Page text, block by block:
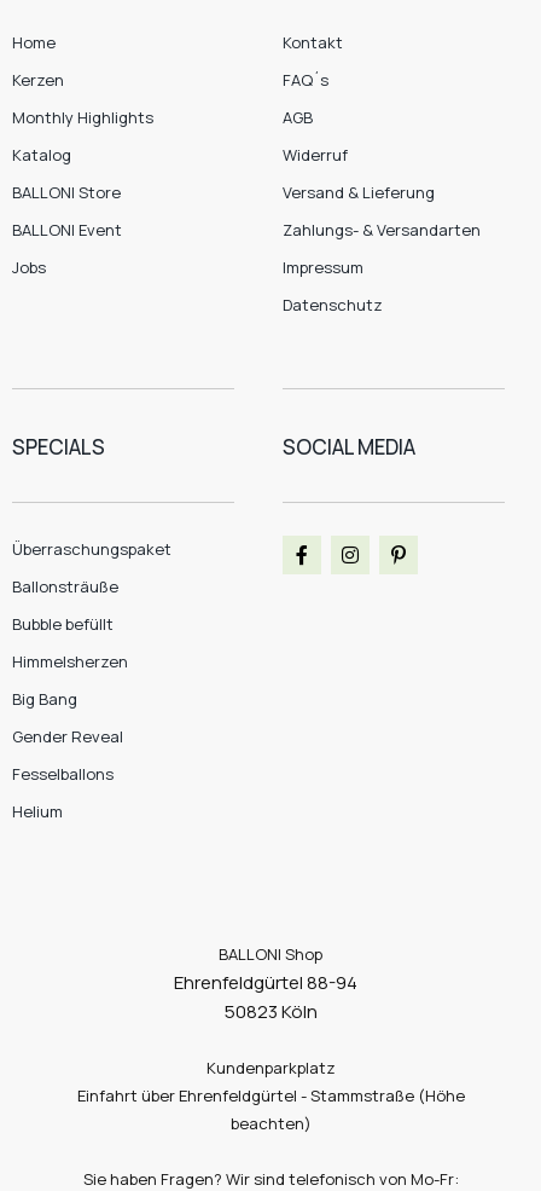
Home
Kerzen
Monthly Highlights
Katalog
BALLONI Store
BALLONI Event
Jobs
Kontakt
FAQ´s
AGB
Widerruf
Versand & Lieferung
Zahlungs- & Versandarten
Impressum
Datenschutz
SPECIALS
Überraschungspaket
Ballonsträuße
Bubble befüllt
Himmelsherzen
Big Bang
Gender Reveal
Fesselballons
Helium
SOCIAL MEDIA
BALLONI Shop
Ehrenfeldgürtel 88-94
50823 Köln
Kundenparkplatz
Einfahrt über Ehrenfeldgürtel - Stammstraße (Höhe
beachten)
Sie haben Fragen? Wir sind telefonisch von Mo-Fr: